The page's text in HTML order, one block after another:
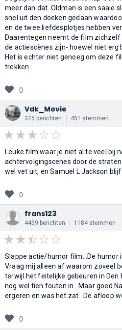
meer dan dat. Oldman is een saaie
snel uit den doeken gedaan
en de twee liefdesplotjes hebben
Daarentegen neemt de film zichzelf
de actiescènes zijn- hoewel niet erg
Het is echter niet genoeg om deze
trekken.
0
Vdk_Movie
375 berichten 451 stemmen
Leuke film waar je niet al te veel bij
achtervolgingscenes door de
wel vet uit, en Samuel L Jackson
0
frans123
4459 berichten 1184 stemmen
Slappe actie/humor film...De humor
Vraag mij alleen af waarom zoveel
terwijl het feitelijke gebeuren in Den
nog wel tien fouten in...Maar goed
ergeren en was het zat...De afloop
0